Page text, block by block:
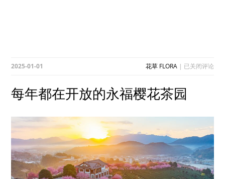
2025-01-01 花草 FLORA| 每
在
开
永
福
樱
花
茶
园
已关闭评论
每年都在开放的永福樱花茶园